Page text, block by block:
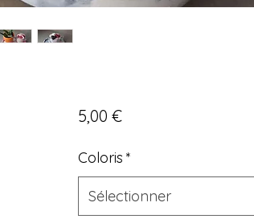
5,00 €Prix
Coloris *
Sélectionner